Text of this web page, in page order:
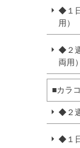
◆１
用）
◆２
両用）
■カラ
◆２
◆１